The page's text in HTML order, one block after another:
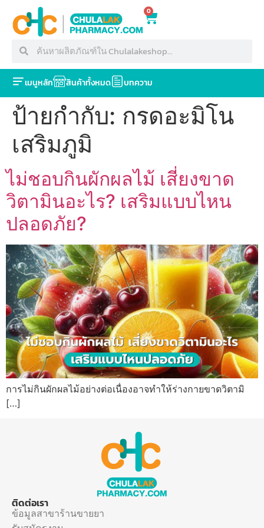
0
เมนูหลัก สินค้าทั้งหมด บทความ
ป้ายกำกับ: กรดอะมิโน
เสริมภูมิ
ไม่ชอบกินผักผลไม้ เสี่ยงขาด
วิตามินอะไร? เสริมแบบไหน
ปลอดภัย?
การไม่กินผักผลไม้อย่างต่อเนื่องอาจทำให้ร่างกายขาดวิตามิ
[…]
ติดต่อเรา
ข้อมูลสาขาร้านขายยา